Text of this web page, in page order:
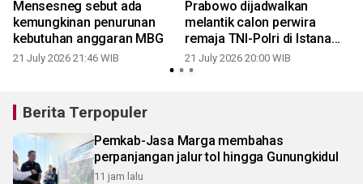
Mensesneg sebut ada
kemungkinan penurunan
kebutuhan anggaran MBG
21 July 2026 21:46 WIB
Prabowo dijadwalkan
melantik calon perwira
remaja TNI-Polri di Istana
Rabu pagi
21 July 2026 20:00 WIB
Berita Terpopuler
Pemkab-Jasa Marga membahas
perpanjangan jalur tol hingga Gunungkidul
11 jam lalu